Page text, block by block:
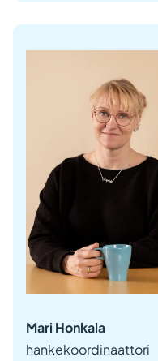
Mari Honkala
hankekoordinaattori